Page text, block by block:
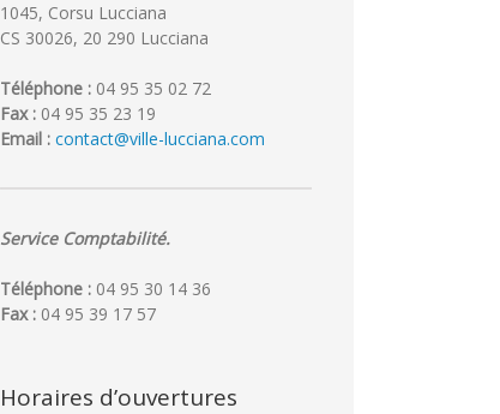
1045, Corsu Lucciana
CS 30026, 20 290 Lucciana
Téléphone : 04 95 35 02 72
Fax : 04 95 35 23 19
Email : contact@ville-lucciana.com
Service Comptabilité.
Téléphone : 04 95 30 14 36
Fax : 04 95 39 17 57
Horaires d’ouvertures